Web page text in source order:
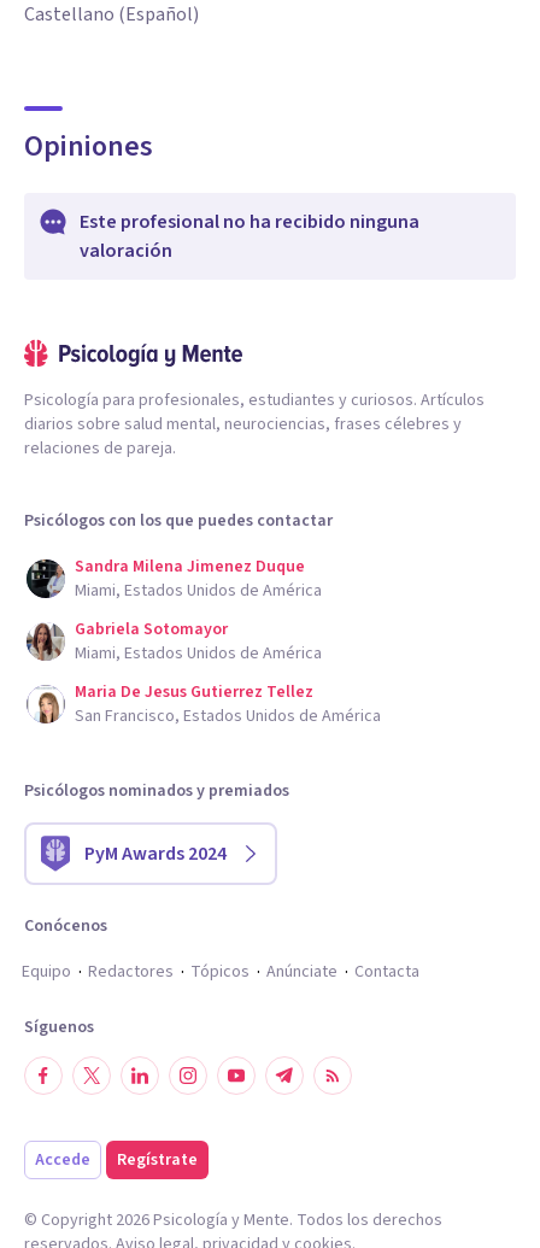
Castellano (Español)
Opiniones
Este profesional no ha recibido ninguna
valoración
Psicología para profesionales, estudiantes y curiosos. Artículos
diarios sobre salud mental, neurociencias, frases célebres y
relaciones de pareja.
Psicólogos con los que puedes contactar
Sandra Milena Jimenez Duque
Miami, Estados Unidos de América
Gabriela Sotomayor
Miami, Estados Unidos de América
Maria De Jesus Gutierrez Tellez
San Francisco, Estados Unidos de América
Psicólogos nominados y premiados
PyM Awards 2024
Conócenos
Equipo
Redactores Tópicos Anúnciate Contacta
Síguenos
Accede Regístrate
© Copyright 2026Psicología y Mente. Todos los derechos